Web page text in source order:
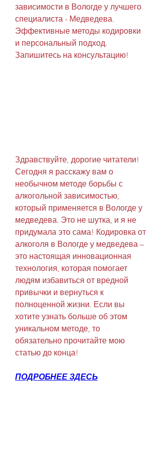
зависимости в Вологде у лучшего
специалиста - Медведева.
Эффективные методы кодировки
и персональный подход.
Запишитесь на консультацию!
Здравствуйте, дорогие читатели!
Сегодня я расскажу вам о
необычном методе борьбы с
алкогольной зависимостью,
который применяется в Вологде у
медведева. Это не шутка, и я не
придумала это сама! Кодировка от
алкоголя в Вологде у медведева –
это настоящая инновационная
технология, которая помогает
людям избавиться от вредной
привычки и вернуться к
полноценной жизни. Если вы
хотите узнать больше об этом
уникальном методе, то
обязательно прочитайте мою
статью до конца!
ПОДРОБНЕЕ ЗДЕСЬ